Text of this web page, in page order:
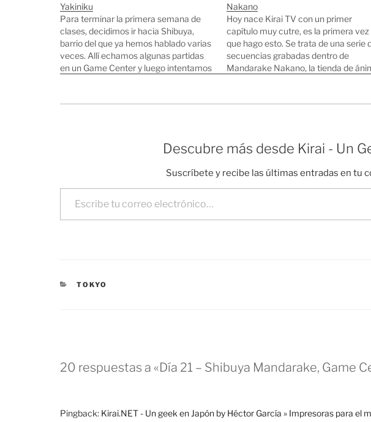
Yakiniku
Para terminar la primera semana de
clases, decidimos ir hacia Shibuya,
barrio del que ya hemos hablado varias
veces. Allí echamos algunas partidas
en un Game Center y luego intentamos
mundo, hay dos en Tokyo, una en
Nakano
Hoy nace Kirai TV con un primer
capítulo muy cutre, es la primera vez
que hago esto. Se trata de una serie
secuencias grabadas dentro de
Mandarake Nakano, la tienda de
más pequeña. Para ir…
Descubre más desde Kirai - Un
Suscríbete y recibe las últimas entradas en tu
Escribe tu correo electrónico…
CATEGORÍAS
TOKYO
20 respuestas a «Día 21 – Shibuya Mandarake, Game
Pingback: Kirai.NET - Un geek en Japón by Héctor García » Impresoras para el